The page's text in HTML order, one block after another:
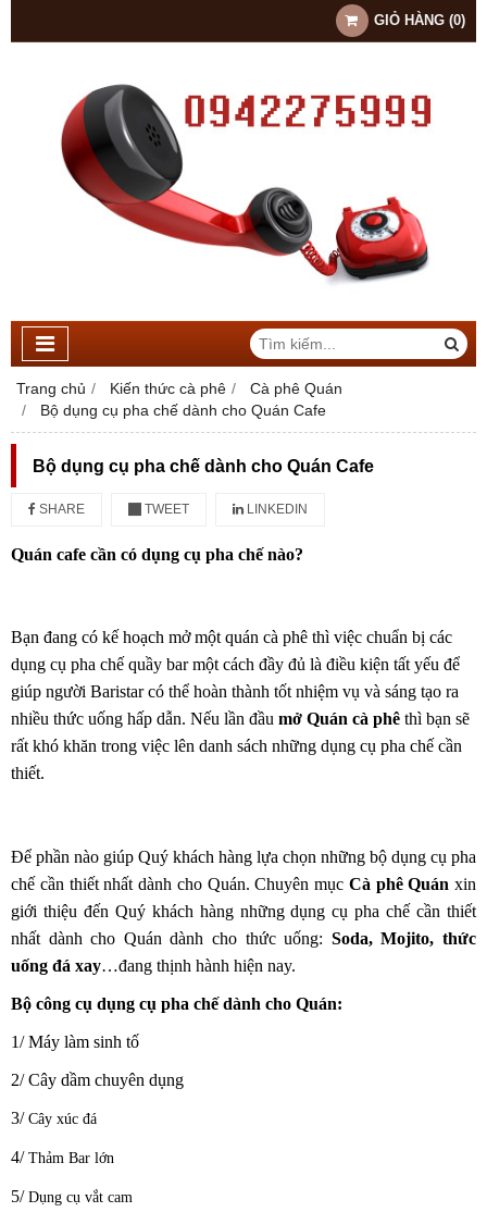
GIỎ HÀNG (0)
Trang chủ Kiến thức cà phê
Cà phê Quán
Bộ dụng cụ pha chế dành cho Quán Cafe
Bộ dụng cụ pha chế dành cho Quán Cafe
SHARE TWEET LINKEDIN
Quán cafe cần có dụng cụ pha chế nào?
Bạn đang có kế hoạch mở một quán cà phê thì việc chuẩn bị các
dụng cụ pha chế quầy bar một cách đầy đủ là điều kiện tất yếu để
giúp người Baristar có thể hoàn thành tốt nhiệm vụ và sáng tạo ra
nhiều thức uống hấp dẫn. Nếu lần đầu mở Quán cà phê thì bạn sẽ
rất khó khăn trong việc lên danh sách những dụng cụ pha chế cần
thiết.
Để phần nào giúp Quý khách hàng lựa chọn những bộ dụng cụ pha
chế cần thiết nhất dành cho Quán. Chuyên mục Cà phê Quán xin
giới thiệu đến Quý khách hàng những dụng cụ pha chế cần thiết
nhất dành cho Quán dành cho thức uống: Soda, Mojito, thức
uống đá xay…đang thịnh hành hiện nay.
Bộ công cụ dụng cụ pha chế dành cho Quán:
1/Máy làm sinh tố
2/ Cây dầm chuyên dụng
3/ Cây xúc đá
4/ Thảm Bar lớn
5/ Dụng cụ vắt cam